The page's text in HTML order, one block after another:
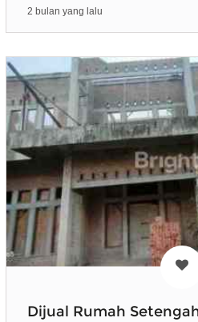
2 bulan yang lalu
Dijual Rumah